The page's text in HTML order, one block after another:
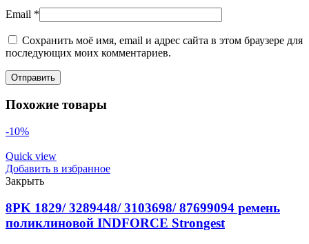
Email *
Сохранить моё имя, email и адрес сайта в этом браузере для
последующих моих комментариев.
Похожие товары
-10%
Quick view
Добавить в избранное
Закрыть
8PK 1829/ 3289448/ 3103698/ 87699094 ремень
поликлиновой INDFORCE Strongest